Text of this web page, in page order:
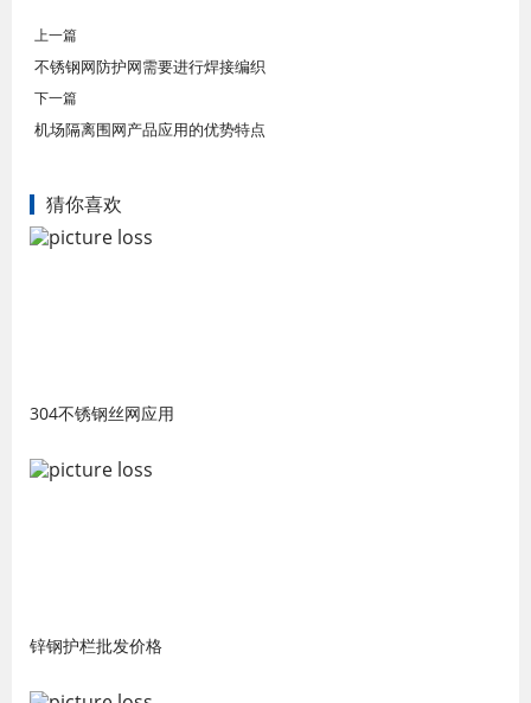
上一篇
不锈钢网防护网需要进行焊接编织
下一篇
机场隔离围网产品应用的优势特点
猜你喜欢
304不锈钢丝网应用
锌钢护栏批发价格